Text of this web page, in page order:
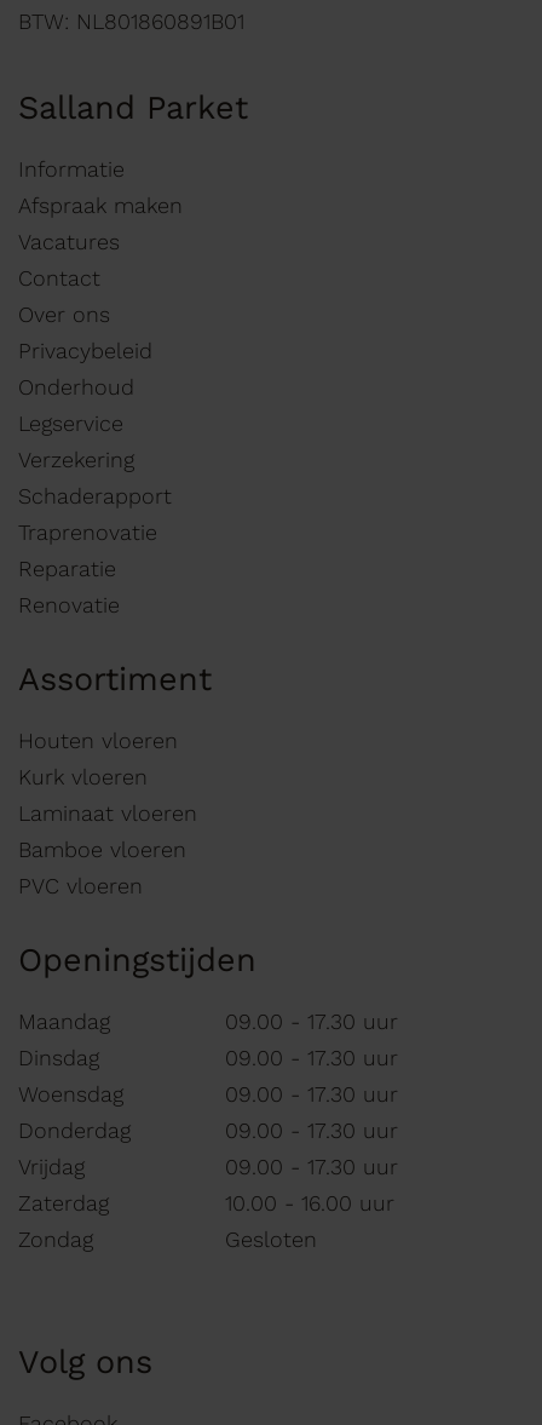
BTW: NL801860891B01
Salland Parket
Informatie
Afspraak maken
Vacatures
Contact
Over ons
Privacybeleid
Onderhoud
Legservice
Verzekering
Schaderapport
Traprenovatie
Reparatie
Renovatie
Assortiment
Houten vloeren
Kurk vloeren
Laminaat vloeren
Bamboe vloeren
PVC vloeren
Openingstijden
Maandag
09.00 - 17.30 uur
Dinsdag
09.00 - 17.30 uur
Woensdag
09.00 - 17.30 uur
Donderdag
09.00 - 17.30 uur
Vrijdag
09.00 - 17.30 uur
Zaterdag
10.00 - 16.00 uur
Zondag
Gesloten
Volg ons